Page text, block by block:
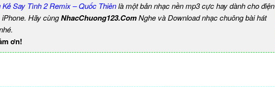
Say Tình 2 Remix – Quốc Thiênlà một bản nhạc nền mp3 cực hay dành cho điện
Hãy cùngNhacChuong123.ComNghe và Download nhạc chuông bài hát
ơn!